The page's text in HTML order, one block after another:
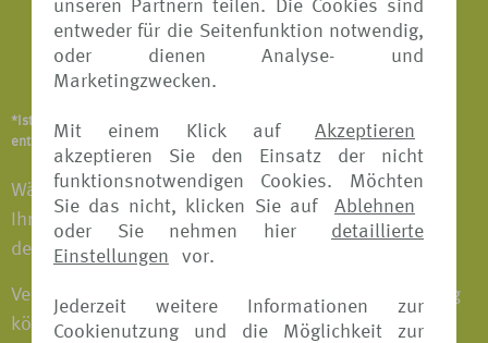
unseren Partnern teilen. Die Cookies sind
entweder für die Seitenfunktion notwendig,
oder dienen Analyse- und
Marketingzwecken.
Mit einem Klick auf
Akzeptieren
akzeptieren Sie den Einsatz der nicht
funktionsnotwendigen Cookies. Möchten
Sie das nicht, klicken Sie auf
Ablehnen
oder Sie nehmen hier
detaillierte
Einstellungen
vor.
Jederzeit weitere Informationen zur
Cookienutzung und die Möglichkeit zur
Reiseunfall-Versicherung
Notfallversicherung
*Ist abhängig vom Versicherungsangebot und Versicherer. Details
entnehmen Sie bitte den jeweiligen Versicherungsbedingungen.
Wählen Sie das Versicherungspaket individuell nach
Ihren Bedürfnissen aus und fahren Sie entspannt in
den Urlaub.
Versicherungspakete mit Reiserücktritts-Versicherung
können bei fast allen Versicherern bis 30 Tage vor